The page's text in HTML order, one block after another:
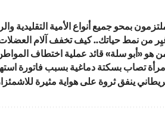
بمحو جميع أنواع الأمية التقليدية
من نمط حياتك.. كيف تخفف آلام
هو «أبو سلة» قائد عملية اختطاف
تصاب بسكتة دماغية بسبب فاتورة
ينفق ثروة على هواية مثيرة